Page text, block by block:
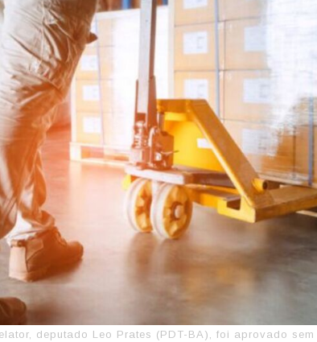
deputado Leo Prates (PDT-BA), foi aprovado